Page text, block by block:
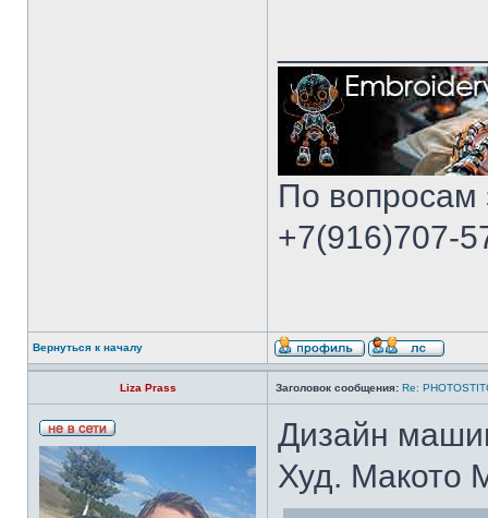
По вопросам
+7(916)707-
Вернуться к началу
Liza Prass Заголовок сообщения: Re:
Дизайн
Худ. Макото